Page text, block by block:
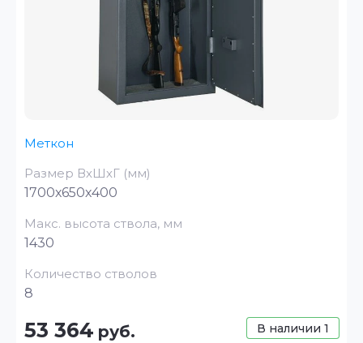
Меткон
Размер ВхШхГ (мм)
1700х650х400
Макс. высота ствола, мм
1430
Количество стволов
8
В наличии 1
53 364 руб.